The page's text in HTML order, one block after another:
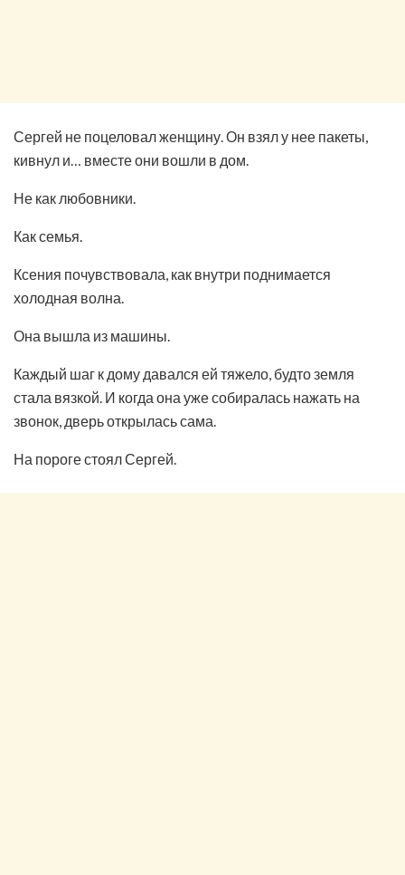
Сергей не поцеловал женщину. Он взял у нее пакеты,
кивнул и… вместе они вошли в дом.
Не как любовники.
Как семья.
Ксения почувствовала, как внутри поднимается
холодная волна.
Она вышла из машины.
Каждый шаг к дому давался ей тяжело, будто земля
стала вязкой. И когда она уже собиралась нажать на
звонок, дверь открылась сама.
На пороге стоял Сергей.